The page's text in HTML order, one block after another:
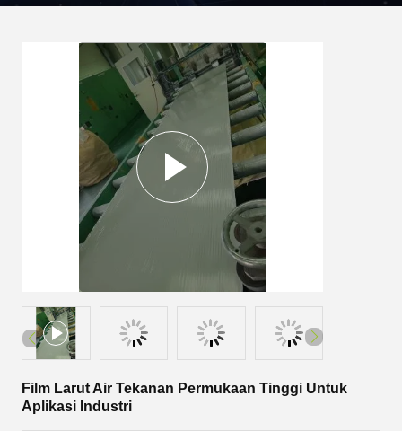
Film Larut Air Tekanan Permukaan Tinggi Untuk
Aplikasi Industri